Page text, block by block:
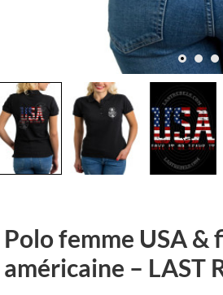
Polo femme USA &
américaine – LAST